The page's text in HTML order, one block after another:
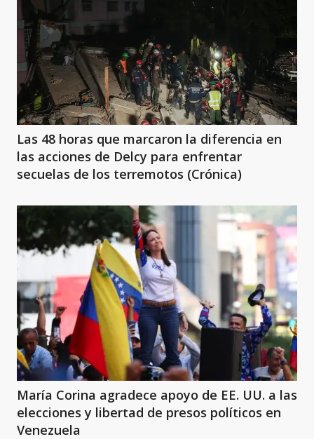
Las 48 horas que marcaron la diferencia en
las acciones de Delcy para enfrentar
secuelas de los terremotos (Crónica)
María Corina agradece apoyo de EE. UU. a las
elecciones y libertad de presos políticos en
Venezuela